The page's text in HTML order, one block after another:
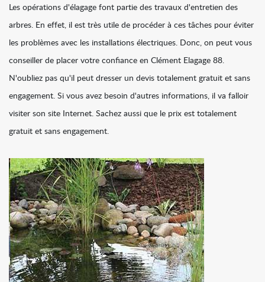
Les opérations d'élagage font partie des travaux d'entretien des
arbres. En effet, il est très utile de procéder à ces tâches pour éviter
les problèmes avec les installations électriques. Donc, on peut vous
conseiller de placer votre confiance en Clément Elagage 88.
N'oubliez pas qu'il peut dresser un devis totalement gratuit et sans
engagement. Si vous avez besoin d'autres informations, il va falloir
visiter son site Internet. Sachez aussi que le prix est totalement
gratuit et sans engagement.